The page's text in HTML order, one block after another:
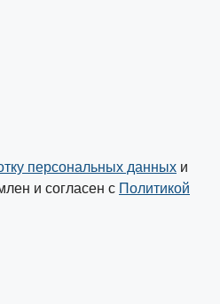
персональных данных и
и согласен с Политикой